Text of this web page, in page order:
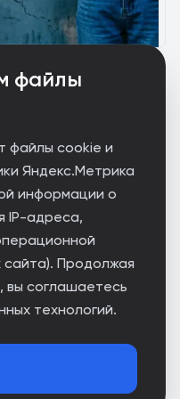
файлы
файлы cookie и
Яндекс.Метрика
информации о
IP-адреса,
Продолжая
вы соглашаетесь
технологий.